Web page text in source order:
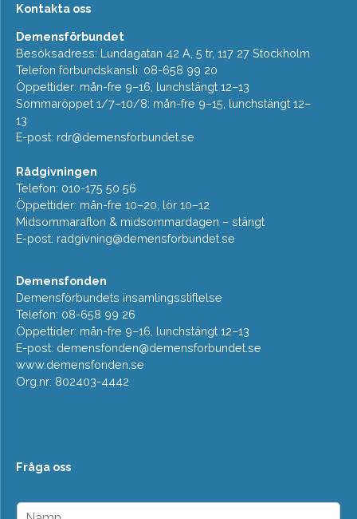
Kontakta oss
Demensförbundet
Besöksadress: Lundagatan 42 A, 5 tr, 117 27 Stockholm
Telefon förbundskansli: 08-658 99 20
Öppettider: mån-fre 9–16, lunchstängt 12–13
Sommaröppet 1/7–10/8: mån-fre 9–15, lunchstängt 12–
13
E-post: rdr@demensforbundet.se
Rådgivningen
Telefon: 010-175 50 56
Öppettider: mån-fre 10–20, lör 10–12
Midsommarafton & midsommardagen – stängt
E-post: radgivning@demensforbundet.se
Demensfonden
Demensförbundets insamlingsstiftelse
Telefon: 08-658 99 26
Öppettider: mån-fre 9–16, lunchstängt 12–13
E-post: demensfonden@demensforbundet.se
www.demensfonden.se
Org.nr: 802403-4442
Fråga oss
N